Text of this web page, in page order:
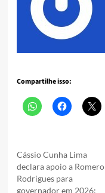
Compartilhe isso:
Cássio Cunha Lima
declara apoio a Romero
Rodrigues para
governador em 2026: